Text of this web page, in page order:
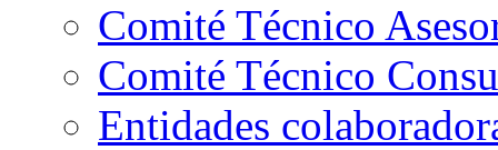
Comité Técnico
Comité Técnico
Entidades